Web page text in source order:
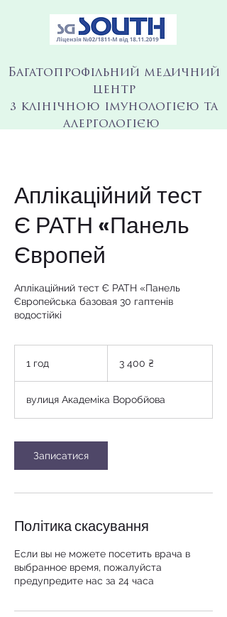
Багатопрофільний медичний
центр
з клінічною імунологією та
алергологією
Аплікаційний тест
Є РАТН «Панель
Європей
Аплікаційний тест Є РАТН «Панель
Європейська базовая 30 гаптенів
водостійкі
1 год
гривень
3 400 ₴
вулиця Академіка Воробйова
Записатися
Політика скасування
Если вы не можете посетить врача в
выбранное время, пожалуйста
предупредите нас за 24 часа